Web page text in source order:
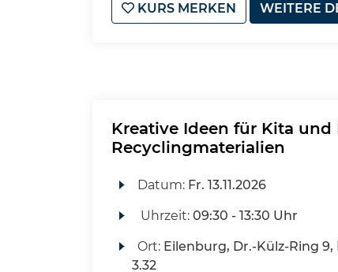
KURS MERKEN WEITERE
Kreative Ideen für Kita
Recyclingmaterialien
Datum: Fr. 13.11.2026
Uhrzeit: 09:30 - 13:30 Uhr
Ort: Eilenburg, Dr.-Külz-Ring 9,
3.32